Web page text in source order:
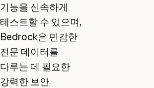
기능을 신속하게
테스트할 수 있으며,
Bedrock은 민감한
전문 데이터를
다루는 데 필요한
강력한 보안